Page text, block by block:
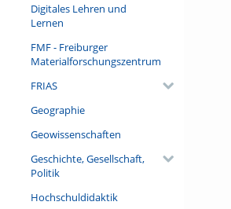
Digitales Lehren und
Lernen
FMF - Freiburger
Materialforschungszentrum
FRIAS
Geographie
Geowissenschaften
Geschichte, Gesellschaft,
Politik
Hochschuldidaktik